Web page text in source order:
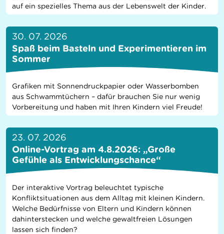
auf ein spezielles Thema aus der Lebenswelt der Kinder.
30. 07. 2026
Spaß beim Basteln und Experimentieren im
Sommer
Grafiken mit Sonnendruckpapier oder Wasserbomben
aus Schwammtüchern – dafür brauchen Sie nur wenig
Vorbereitung und haben mit Ihren Kindern viel Freude!
23. 07. 2026
Online-Vortrag am 4.8.2026: „Große
Gefühle als Entwicklungschance“
Der interaktive Vortrag beleuchtet typische
Konfliktsituationen aus dem Alltag mit kleinen Kindern.
Welche Bedürfnisse von Eltern und Kindern können
dahinterstecken und welche gewaltfreien Lösungen
lassen sich finden?